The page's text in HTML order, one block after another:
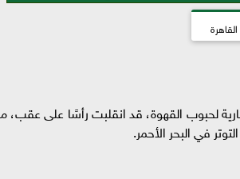
لحبوب القهوة، قد انقلبت رأسًا على عقب،
في البحر الأحمر.